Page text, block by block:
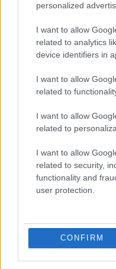
personalized
I want to allow
related to analytics
device identifiers in
I want to allow
related to
I want to allow
related to
I want to allow
related to security,
functionality and
user protection.
CONFIRM
ΕΛΛΑΔΑ
11/12/2017 - 20:05
Νέες
οπλισμένα F-16
Εμφανίστηκαν
Τουρκικής